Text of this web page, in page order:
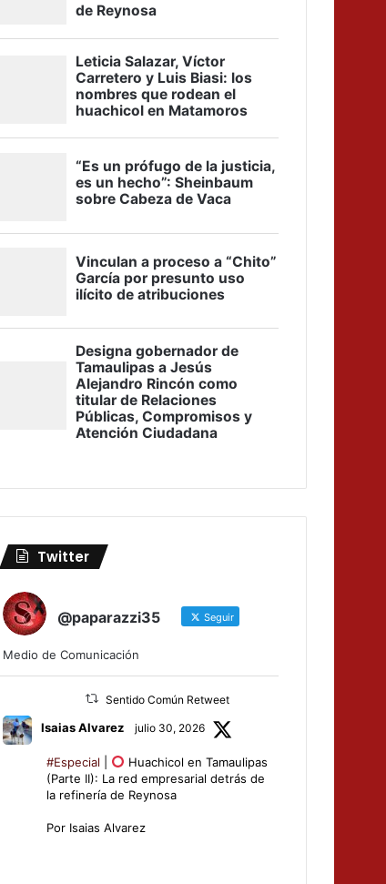
Twitter
@paparazzi35 Seguir
Medio de Comunicación
Sentido Común Retweet
Isaias Alvarez julio 30, 2026
#Especial
Huachicol en Tamaulipas
(Parte II): La red empresarial detrás de
la refinería de Reynosa
Por Isaias Alvarez